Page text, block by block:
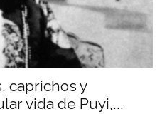
caprichos y
vida de Puyi,...